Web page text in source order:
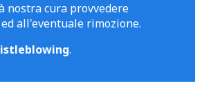
nostra cura provvedere
all'eventuale rimozione.
.